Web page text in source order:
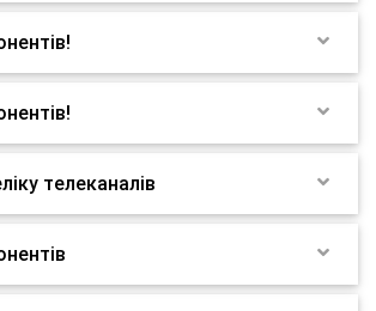
телеканалів